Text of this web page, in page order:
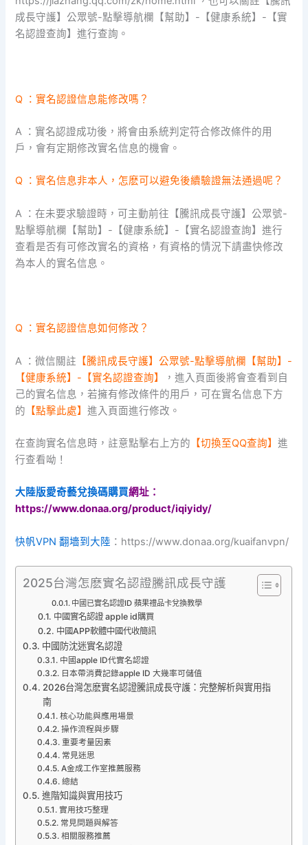
成長守護】公眾號-點擊導航欄【幫助】-【健康系統】-【實
名認證查詢】進行查詢。
Q ：實名認證信息能修改嗎？
A ：實名認證成功後，將會由系統判定符合修改條件的用
戶，會有定期修改實名信息的機會。
Q ：實名信息非本人，怎麽可以避免後續驗證無法通過呢？
A ：在未要求驗證時，可主動前往【騰訊成長守護】公眾號-
點擊導航欄【幫助】-【健康系統】-【實名認證查詢】進行
查看是否有可修改實名的資格，有資格的情況下請盡快修改
為本人的實名信息。
Q ：實名認證信息如何修改？
A ：微信關註 【騰訊成長守護】公眾號-點擊導航欄【幫助】-
【健康系統】-【實名認證查詢】
，進入頁面後將會查看到自
己的實名信息，若擁有修改條件的用戶，可在實名信息下方
的 【點擊此處】進入頁面進行修改。
在查詢實名信息時，註意點擊右上方的 【切換至QQ查詢】進
行查看呦！
大陸版愛奇藝兌換碼購買網址：
https://www.donaa.org/product/iqiyidy/
快帆VPN 翻墻到大陸 ：https://www.donaa.org/kuaifanvpn/
2025台灣怎麽實名認證騰訊成長守護
中國已實名認證ID 蘋果禮品卡兌換教學
中國實名認證 apple id購買
中國APP軟體中國代收簡訊
中國防沈迷實名認證
中國apple ID代實名認證
日本帶消費記錄apple ID 大幾率可儲值
2026台灣怎麽實名認證騰訊成長守護：完整解析與實用指
南
核心功能與應用場景
操作流程與步驟
重要考量因素
常見迷思
A金成工作室推薦服務
總結
進階知識與實用技巧
實用技巧整理
常見問題與解答
相關服務推薦